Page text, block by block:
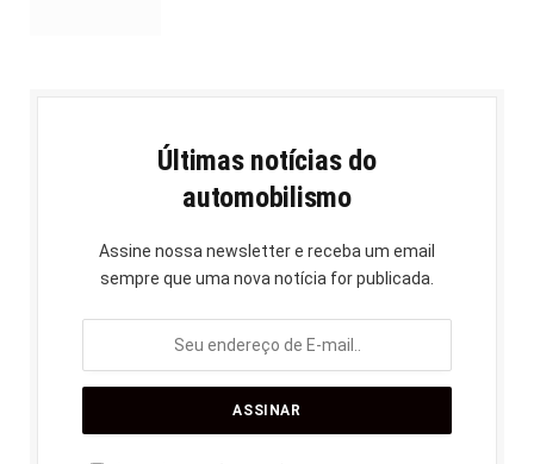
Últimas notícias do
automobilismo
Assine nossa newsletter e receba um email
sempre que uma nova notícia for publicada.